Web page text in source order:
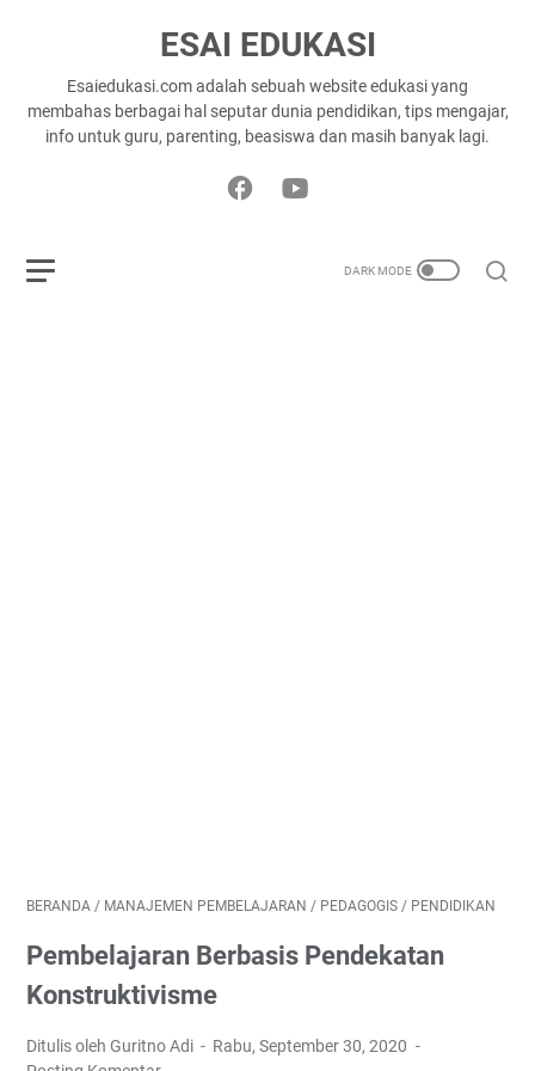
ESAI EDUKASI
Esaiedukasi.com adalah sebuah website edukasi yang
membahas berbagai hal seputar dunia pendidikan, tips mengajar,
info untuk guru, parenting, beasiswa dan masih banyak lagi.
BERANDA / MANAJEMEN PEMBELAJARAN / PEDAGOGIS / PENDIDIKAN
Pembelajaran Berbasis Pendekatan
Konstruktivisme
Ditulis oleh Guritno Adi
Rabu, September 30, 2020